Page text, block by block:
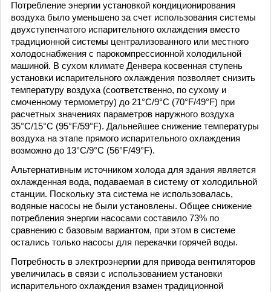
Потребление энергии установкой кондиционирования
воздуха было уменьшено за счет использования системы
двухступенчатого испарительного охлаждения вместо
традиционной системы централизованного или местного
холодоснабжения с парокомпрессионной холодильной
машиной. В сухом климате Денвера косвенная ступень
установки испарительного охлаждения позволяет снизить
температуру воздуха (соответственно, по сухому и
смоченному термометру) до 21°С/9°С (70°F/49°F) при
расчетных значениях параметров наружного воздуха
35°С/15°С (95°F/59°F). Дальнейшее снижение температуры
воздуха на этапе прямого испарительного охлаждения
возможно до 13°С/9°С (56°F/49°F).
Альтернативным источником холода для здания является
охлажденная вода, подаваемая в систему от холодильной
станции. Поскольку эта система не использовалась,
водяные насосы не были установлены. Общее снижение
потребления энергии насосами составило 73% по
сравнению с базовым вариантом, при этом в системе
остались только насосы для перекачки горячей воды.
Потребность в электроэнергии для привода вентиляторов
увеличилась в связи с использованием установки
испарительного охлаждения взамен традиционной